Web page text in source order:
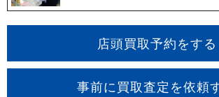
店頭買取予約をする
事前に買取査定を依頼